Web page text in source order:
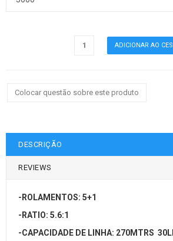
Colocar questão sobre este produto
DESCRIÇÃO
REVIEWS
-ROLAMENTOS: 5+1
-RATIO: 5.6:1
-CAPACIDADE DE LINHA: 270MTRS